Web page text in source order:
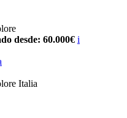
desde: 60.000€ i
Italia